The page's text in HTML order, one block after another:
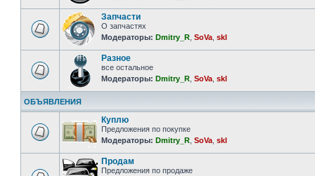
Запчасти
О запчастях
Модераторы: Dmitry_R SoVa skl
Разное
все остальное
Модераторы: Dmitry_R SoVa skl
ОБЪЯВЛЕНИЯ
Куплю
Предложения по покупке
Модераторы: Dmitry_R SoVa skl
Продам
Предложения по продаже